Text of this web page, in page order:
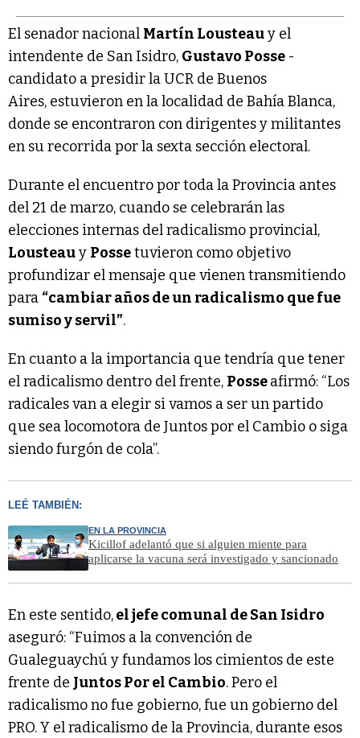
El senador nacional Martín Lousteauy el
intendente de San Isidro, Gustavo Posse -
candidato a presidir la UCR de Buenos
Aires, estuvieron en la localidad de Bahía Blanca,
donde se encontraron con dirigentes y militantes
en su recorrida por la sexta sección electoral.
Durante el encuentro por toda la Provincia antes
del 21 de marzo, cuando se celebrarán las
elecciones internas del radicalismo provincial,
Lousteauy Possetuvieron como objetivo
profundizar el mensaje que vienen transmitiendo
para “cambiar años de un radicalismo que fue
sumiso y servil”.
En cuanto a la importancia que tendría que tener
el radicalismo dentro del frente, Posseafirmó: “Los
radicales van a elegir si vamos a ser un partido
que sea locomotora de Juntos por el Cambio o siga
siendo furgón de cola”.
LEÉ TAMBIÉN:
EN LA PROVINCIA
Kicillof adelantó que si alguien miente para
aplicarse la vacuna será investigado y sancionado
En este sentido,el jefe comunal de San Isidro
aseguró: “Fuimos a la convención de
Gualeguaychú y fundamos los cimientos de este
frente de Juntos Por el Cambio. Pero el
radicalismo no fue gobierno, fue un gobierno del
PRO. Y el radicalismo de la Provincia, durante esos